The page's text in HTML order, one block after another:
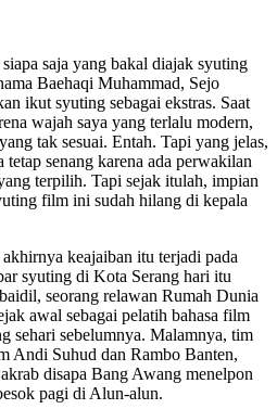
saja yang bakal diajak syuting
Baehaqi Muhammad, Sejo
ikut syuting sebagai ekstras. Saat
wajah saya yang terlalu modern,
tak sesuai. Entah. Tapi yang jelas,
senang karena ada perwakilan
terpilih. Tapi sejak itulah, impian
film ini sudah hilang di kepala
keajaiban itu terjadi pada
syuting di Kota Serang hari itu
seorang relawan Rumah Dunia
awal sebagai pelatih bahasa film
sehari sebelumnya. Malamnya, tim
Andi Suhud dan Rambo Banten,
disapa Bang Awang menelpon
pagi di Alun-alun.